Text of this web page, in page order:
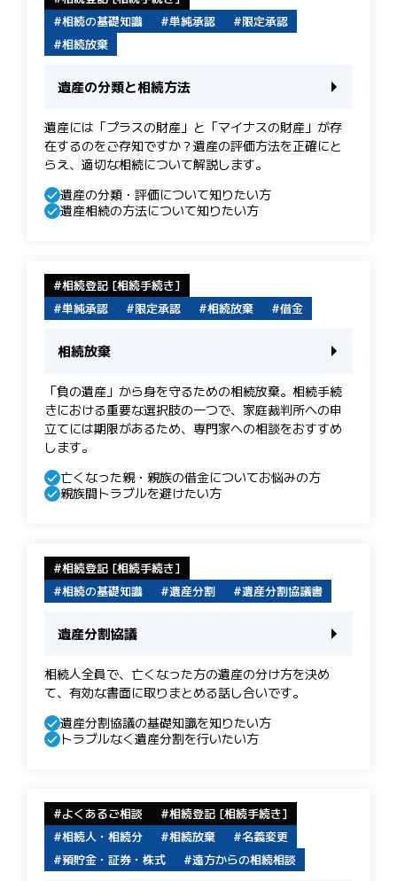
相続の基礎知識
単純承認
限定承認
相続放棄
遺産の分類と相続方法
遺産には「プラスの財産」と「マイナスの財産」が存
在するのをご存知ですか？遺産の評価方法を正確にと
らえ、適切な相続について解説します。
遺産の分類・評価について知りたい方
遺産相続の方法について知りたい方
相続登記 [相続手続き]
単純承認
限定承認 相続放棄 借金
相続放棄
「負の遺産」から身を守るための相続放棄。相続手続
きにおける重要な選択肢の一つで、家庭裁判所への申
立てには期限があるため、専門家への相談をおすすめ
します。
亡くなった親・親族の借金についてお悩みの方
親族間トラブルを避けたい方
相続登記 [相続手続き]
相続の基礎知識
遺産分割 遺産分割協議書
遺産分割協議
相続人全員で、亡くなった方の遺産の分け方を決め
て、有効な書面に取りまとめる話し合いです。
遺産分割協議の基礎知識を知りたい方
トラブルなく遺産分割を行いたい方
よくあるご相談
相続登記 [相続手続き]
相続人・相続分
相続放棄
名義変更
預貯金・証券・株式
遠方からの相続相談